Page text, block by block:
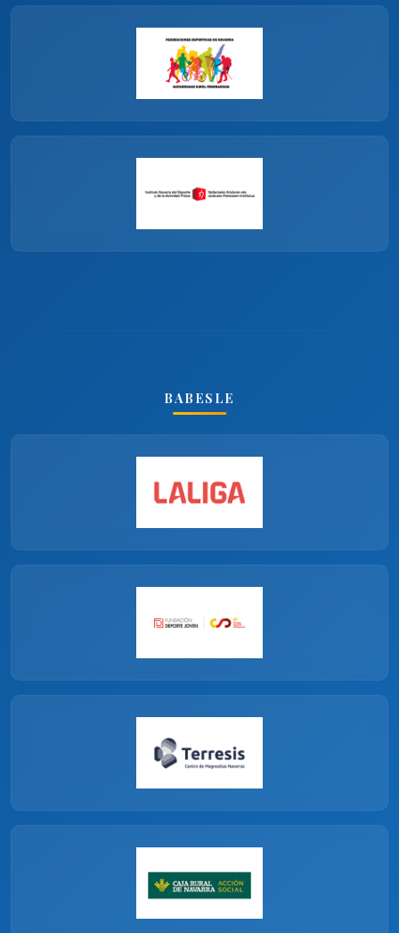
BABESLE